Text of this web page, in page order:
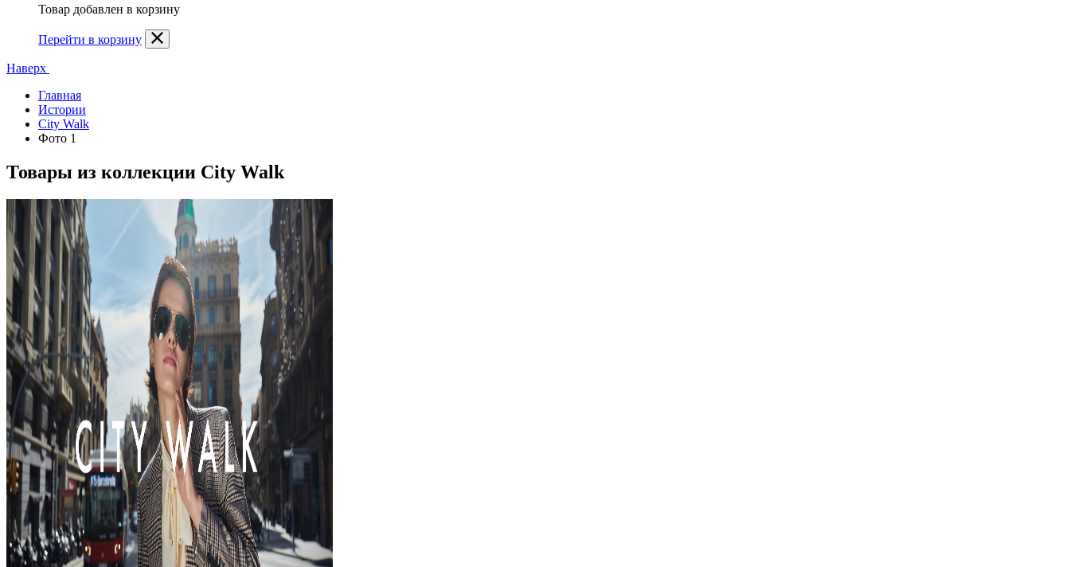
Товар добавлен в корзину
Перейти в корзину
Наверх
Главная
Истории
City Walk
Фото 1
Товары из коллекции City Walk